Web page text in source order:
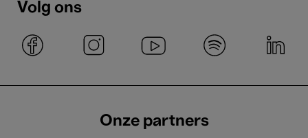
Volg ons
Onze partners